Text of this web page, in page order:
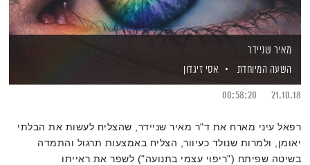
מאיר שניידר
השעה המיוחדת
אסי זיגדון
21.10.18
00:58:20
רפאל עיני מארח את ד"ר מאיר שניידר, שהצליח לעשות את הבלתי
יאומן, ולמרות שנולד כעיוור, הצליח באמצעות תרגול והתמדה
בשיטה שפיתח ("ריפוי עצמי בתנועה") לשפר את ראייתו